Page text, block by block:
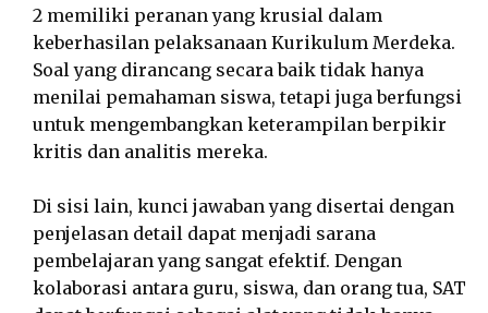
2 memiliki peranan yang krusial dalam
keberhasilan pelaksanaan Kurikulum Merdeka.
Soal yang dirancang secara baik tidak hanya
menilai pemahaman siswa, tetapi juga berfungsi
untuk mengembangkan keterampilan berpikir
kritis dan analitis mereka.
Di sisi lain, kunci jawaban yang disertai dengan
penjelasan detail dapat menjadi sarana
pembelajaran yang sangat efektif. Dengan
kolaborasi antara guru, siswa, dan orang tua, SAT